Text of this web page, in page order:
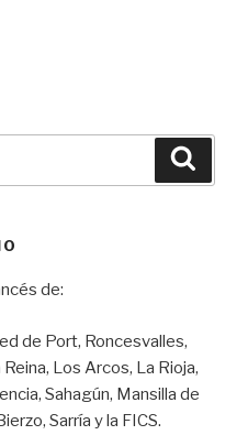
de:
de Port, Roncesvalles,
Los Arcos, La Rioja,
Sahagún, Mansilla de
Sarría y la FICS.